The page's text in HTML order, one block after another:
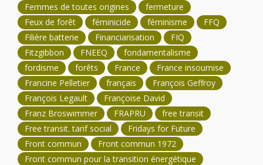
Femmes de toutes origines
fermeture
Feux de forêt
féminicide féminisme
FFQ
Filière batterie
Financiarisation
FIQ
Fitzgibbon
FNEEQ
fondamentalisme
fordisme
forêts France
France insoumise
Francine Pelletier
français
François Geffroy
François Legault
Françoise David
Franz Broswimmer
FRAPRU
free transit
Free transit. tarif social
Fridays for Future
Front commun
Front commun 1972
Front commun pour la transition énergétique